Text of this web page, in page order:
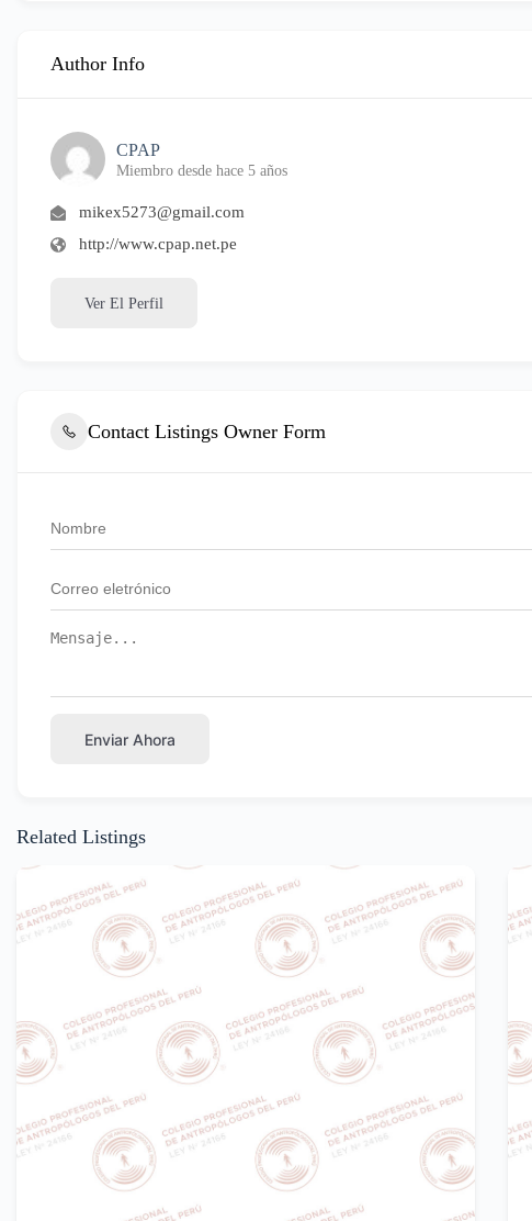
Author Info
CPAP
Miembro desde hace 5 años
mikex5273@gmail.com
http://www.cpap.net.pe
Ver El Perfil
Contact Listings Owner Form
Enviar Ahora
Related Listings